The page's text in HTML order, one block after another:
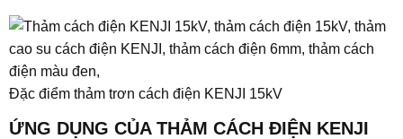
Đặc điểm thảm trơn cách điện KENJI 15kV
ỨNG DỤNG CỦA THẢM CÁCH ĐIỆN KENJI